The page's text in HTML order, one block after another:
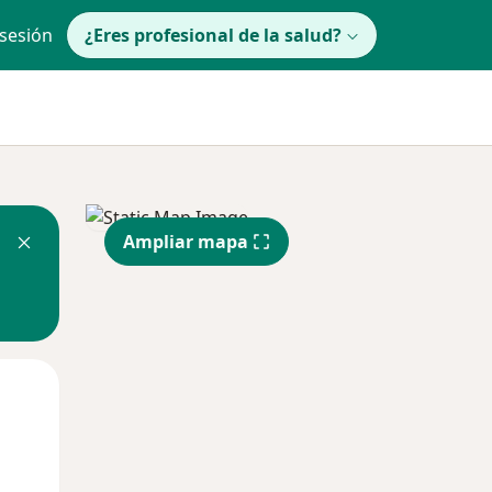
¿Eres profesional de la salud?
Ampliar mapa